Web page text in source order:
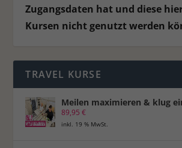
Zugangsdaten hat und diese
Kursen nicht genutzt werden
TRAVEL KURSE
Meilen maximieren & klug
89,95€
inkl. 19 % MwSt.